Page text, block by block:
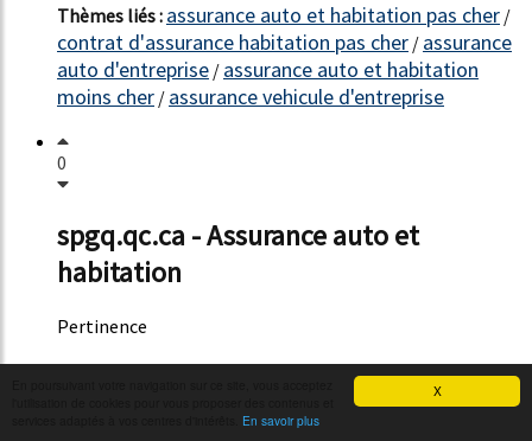
X
En savoir plus
Thèmes liés : assurance auto et habitation pas cher /
contrat d'assurance habitation pas cher / assurance
auto d'entreprise / assurance auto et habitation
moins cher / assurance vehicule d'entreprise
0
spgq.qc.ca - Assurance auto et
habitation
Pertinence
Que vous ayez besoin d'assurance auto ou habitation,
confiez ceux-ci à La Personnelle. Vous pourriez
économiser jusqu'à 30%1 en plus de vos tarifs de groupe